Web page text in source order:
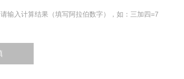
请输入计算结果（填写阿拉伯数字），如：三加四=7